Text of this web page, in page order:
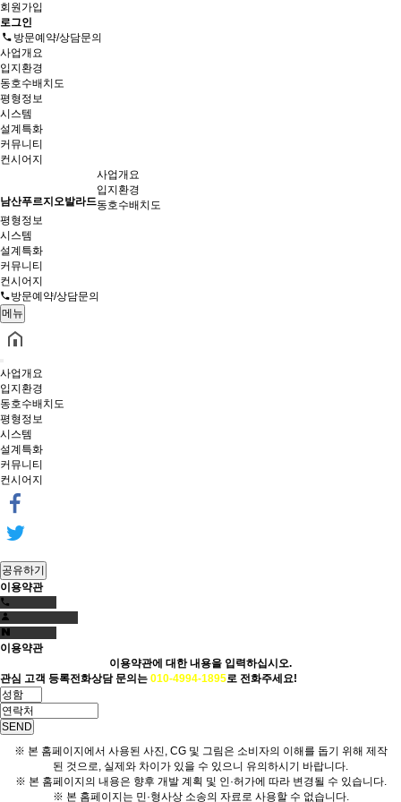
회원가입
로그인
방문예약/상담문의
사업개요
입지환경
동호수배치도
평형정보
시스템
설계특화
커뮤니티
컨시어지
남산푸르지오발라드
사업개요
입지환경
동호수배치도
평형정보
시스템
설계특화
커뮤니티
컨시어지
방문예약/상담문의
메뉴
사업개요
입지환경
동호수배치도
평형정보
시스템
설계특화
커뮤니티
컨시어지
공유하기
이용약관
이용약관
이용약관에 대한 내용을 입력하십시오.
관심 고객 등록전화상담 문의는 010-4994-1895로 전화주세요!
SEND
※ 본 홈페이지에서 사용된 사진, CG 및 그림은 소비자의 이해를 돕기 위해 제작
된 것으로, 실제와 차이가 있을 수 있으니 유의하시기 바랍니다.
※ 본 홈페이지의 내용은 향후 개발 계획 및 인·허가에 따라 변경될 수 있습니다.
※ 본 홈페이지는 민·형사상 소송의 자료로 사용할 수 없습니다.